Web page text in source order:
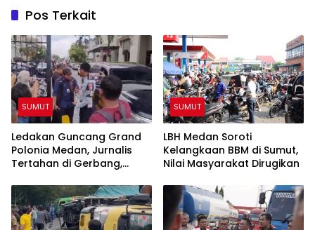
Pos Terkait
SUMUT
Ledakan Guncang Grand
Polonia Medan, Jurnalis
Tertahan di Gerbang,
Masuk Lokasi
SUMUT
LBH Medan Soroti
Kelangkaan BBM di Sumut,
Nilai Masyarakat Dirugikan